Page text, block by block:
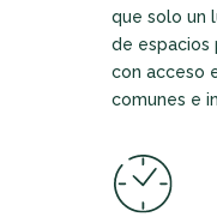
que solo un
de espacios
con acceso
comunes e